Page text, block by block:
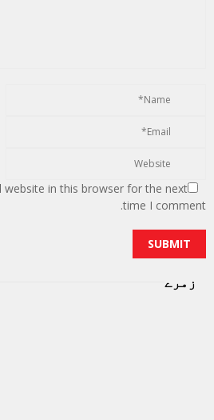
website in this browser for the next
time I comment.
زمرے